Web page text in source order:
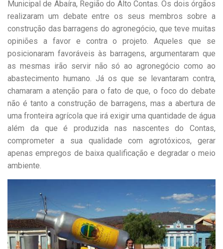
Municipal de Abaíra, Região do Alto Contas. Os dois órgãos
realizaram um debate entre os seus membros sobre a
construção das barragens do agronegócio, que teve muitas
opiniões a favor e contra o projeto. Aqueles que se
posicionaram favoráveis às barragens, argumentaram que
as mesmas irão servir não só ao agronegócio como ao
abastecimento humano. Já os que se levantaram contra,
chamaram a atenção para o fato de que, o foco do debate
não é tanto a construção de barragens, mas a abertura de
uma fronteira agrícola que irá exigir uma quantidade de água
além da que é produzida nas nascentes do Contas,
comprometer a sua qualidade com agrotóxicos, gerar
apenas empregos de baixa qualificação e degradar o meio
ambiente.